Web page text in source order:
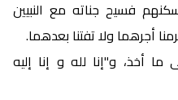
فسيح جناته مع النبيين
أجرهما ولا تفتنا بعدهما.
أخذ، و"إنا لله و إنا إليه